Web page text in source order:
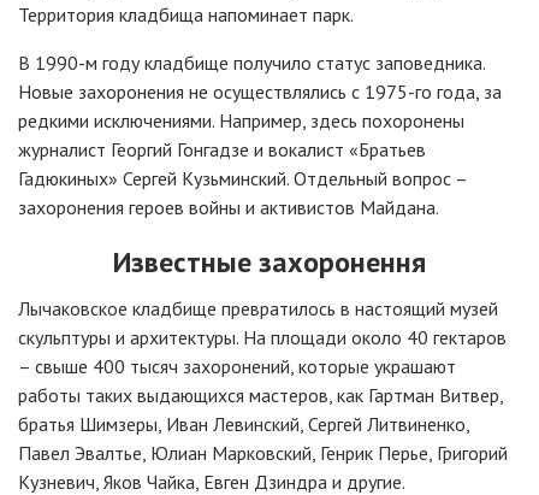
Территория кладбища напоминает парк.
В 1990-м году кладбище получило статус заповедника.
Новые захоронения не осуществлялись с 1975-го года, за
редкими исключениями. Например, здесь похоронены
журналист Георгий Гонгадзе и вокалист «Братьев
Гадюкиных» Сергей Кузьминский. Отдельный вопрос –
захоронения героев войны и активистов Майдана.
Известные захоронення
Лычаковское кладбище превратилось в настоящий музей
скульптуры и архитектуры. На площади около 40 гектаров
– свыше 400 тысяч захоронений, которые украшают
работы таких выдающихся мастеров, как Гартман Витвер,
братья Шимзеры, Иван Левинский, Сергей Литвиненко,
Павел Эвалтье, Юлиан Марковский, Генрик Перье, Григорий
Кузневич, Яков Чайка, Евген Дзиндра и другие.